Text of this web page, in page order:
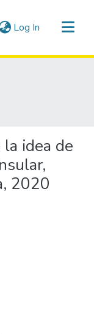
Log In (current)
idea de
2020